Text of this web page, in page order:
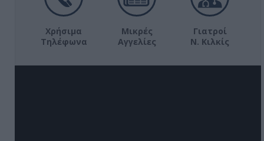
Χρήσιμα
Τηλέφωνα
Μικρές
Αγγελίες
Γιατροί
Ν. Κιλκίς